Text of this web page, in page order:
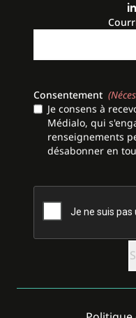
Consentement
Je consens à
Médialo, qui
renseignements
désabonner en
CAPTCHA